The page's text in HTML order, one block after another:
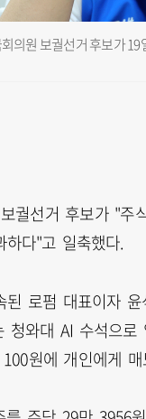
의원 보궐선거 후보가
궐선거 후보가 "
다"고 일축했다.
로펌 대표이자
청와대 AI 수석으
원에 개인에게